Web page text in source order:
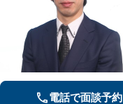
電話で面談予約